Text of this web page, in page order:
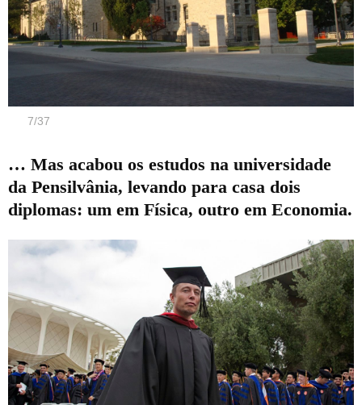
7/37
… Mas acabou os estudos na universidade
da Pensilvânia, levando para casa dois
diplomas: um em Física, outro em Economia.